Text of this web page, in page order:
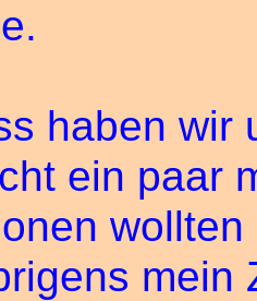
haben wir
ein paar
mein